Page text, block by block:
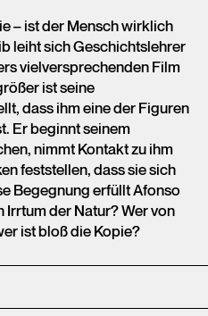
– ist der Mensch wirklich
leiht sich Geschichtslehrer
vielversprechenden Film
ist seine
dass ihm eine der Figuren
Er beginnt seinem
nimmt Kontakt zu ihm
feststellen, dass sie sich
Begegnung erfüllt Afonso
Irrtum der Natur? Wer von
ist bloß die Kopie?